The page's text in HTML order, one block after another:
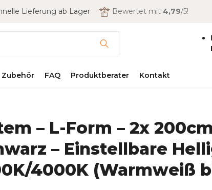
Lieferung ab Lager Bewertet mit 4,79/5!
Zubehör FAQ Produktberater Kontakt
– L-Form – 2x
– Einstellbare
4000K (Warmweiß